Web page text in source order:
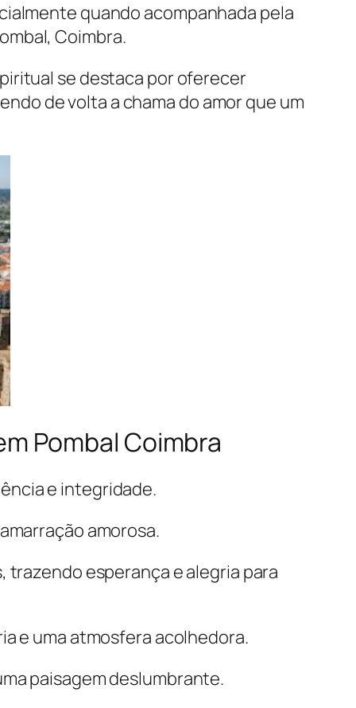
quando acompanhada pela
Coimbra.
se destaca por oferecer
de volta a chama do amor que um
Pombal Coimbra
e integridade.
amorosa.
trazendo esperança e alegria para
e uma atmosfera acolhedora.
paisagem deslumbrante.